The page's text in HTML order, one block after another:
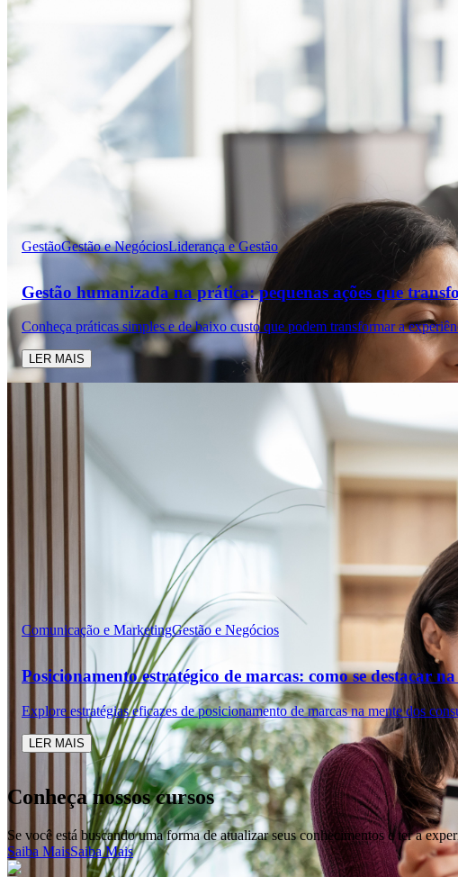
GestãoGestão e NegóciosLiderança e Gestão
Gestão humanizada na prática: pequenas ações que
Conheça práticas simples e de baixo custo que podem transformar a
LER MAIS
Comunicação e MarketingGestão e Negócios
Posicionamento estratégico de marcas: como se destacar
Explore estratégias eficazes de posicionamento de marcas na mente dos
LER MAIS
Conheça nossos cursos
Se você está buscando uma forma de atualizar seus conhecimentos e ter a
Saiba MaisSaiba Mais